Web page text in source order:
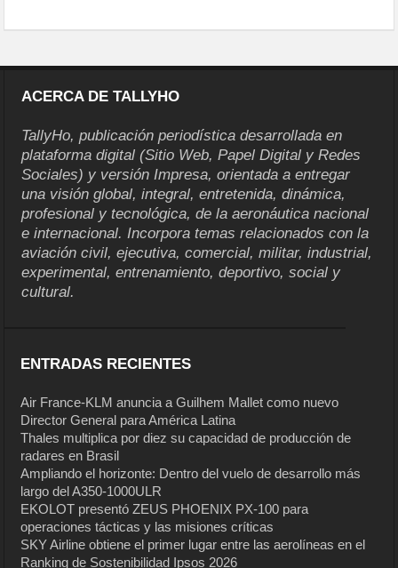
ACERCA DE TALLYHO
TallyHo, publicación periodística desarrollada en
plataforma digital (Sitio Web, Papel Digital y Redes
Sociales) y versión Impresa, orientada a entregar
una visión global, integral, entretenida, dinámica,
profesional y tecnológica, de la aeronáutica nacional
e internacional. Incorpora temas relacionados con la
aviación civil, ejecutiva, comercial, militar, industrial,
experimental, entrenamiento, deportivo, social y
cultural.
ENTRADAS RECIENTES
Air France-KLM anuncia a Guilhem Mallet como nuevo
Director General para América Latina
Thales multiplica por diez su capacidad de producción de
radares en Brasil
Ampliando el horizonte: Dentro del vuelo de desarrollo más
largo del A350-1000ULR
EKOLOT presentó ZEUS PHOENIX PX-100 para
operaciones tácticas y las misiones críticas
SKY Airline obtiene el primer lugar entre las aerolíneas en el
Ranking de Sostenibilidad Ipsos 2026